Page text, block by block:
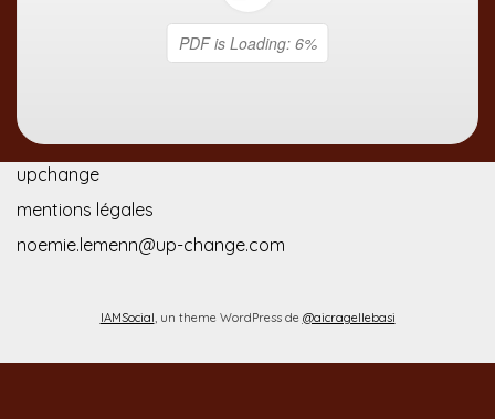
upchange
mentions légales
noemie.lemenn@up-change.com
IAMSocial, un theme WordPress de @aicragellebasi